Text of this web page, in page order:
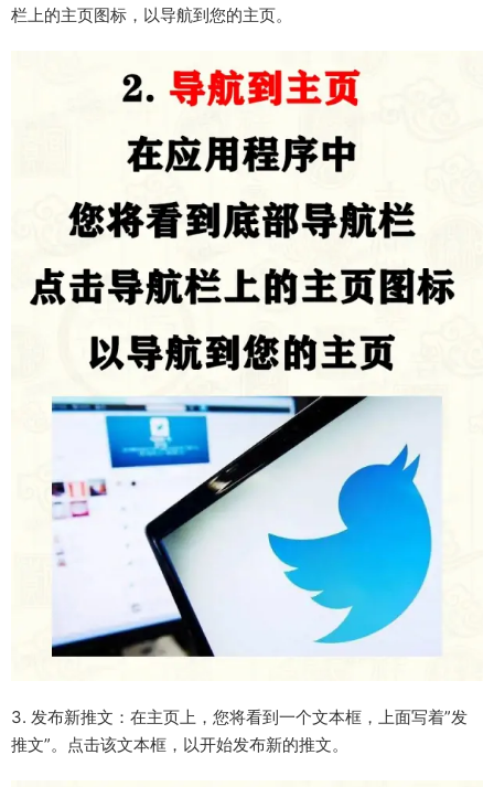
栏上的主页图标，以导航到您的主页。
3. 发布新推文：在主页上，您将看到一个文本框，上面写着”发
推文”。点击该文本框，以开始发布新的推文。